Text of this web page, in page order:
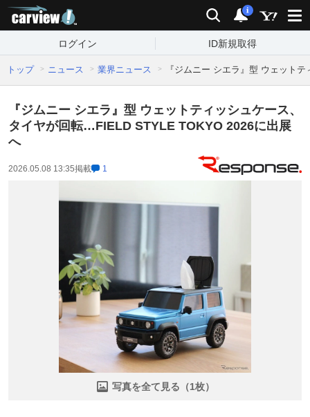
検索 通知
i
ログイン ID新規取得
トップ ニュース 業界ニュース 『ジムニー シエラ』型 ウェット
『ジムニー シエラ』型 ウェットティッシュケース、
タイヤが回転…FIELD STYLE TOKYO 2026に出展
へ
2026.05.08 13:35掲載 1
写真を全て見る（1枚）